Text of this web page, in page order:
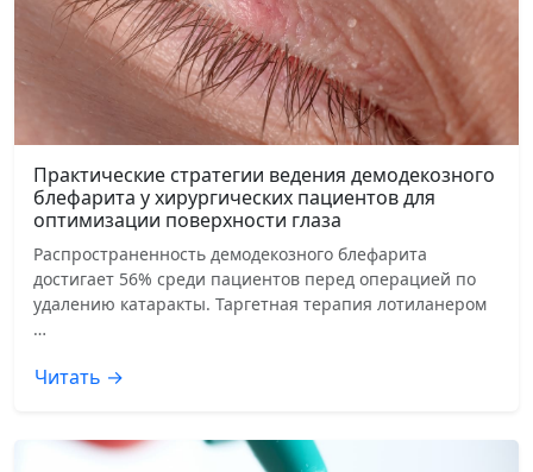
Практические стратегии ведения демодекозного
блефарита у хирургических пациентов для
оптимизации поверхности глаза
Распространенность демодекозного блефарита
достигает 56% среди пациентов перед операцией по
удалению катаракты. Таргетная терапия лотиланером
…
Читать →